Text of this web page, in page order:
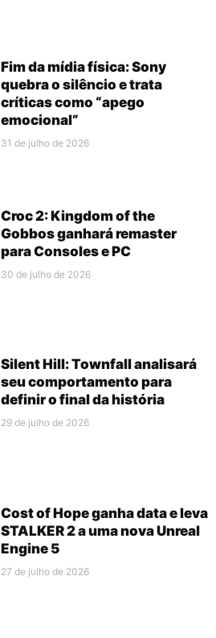
Fim da mídia física: Sony
quebra o silêncio e trata
críticas como “apego
emocional”
31 de julho de 2026
Croc 2: Kingdom of the
Gobbos ganhará remaster
para Consoles e PC
30 de julho de 2026
Silent Hill: Townfall analisará
seu comportamento para
definir o final da história
29 de julho de 2026
Cost of Hope ganha data e leva
STALKER 2 a uma nova Unreal
Engine 5
27 de julho de 2026